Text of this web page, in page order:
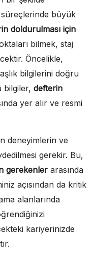
büyük
doldurulması için
bilmek, staj
Öncelikle,
bilgilerini doğru
bilgiler, defterin
yer alır ve resmi
deneyimlerin ve
gerekir. Bu,
gerekenler arasında
açısından da kritik
alanlarında
kariyerinizde